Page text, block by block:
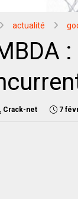
actualité
Crack-net 7